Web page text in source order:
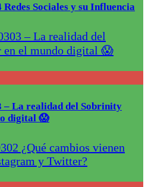
Sociales y su Influencia
– La realidad del Sobrinity
digital 😱